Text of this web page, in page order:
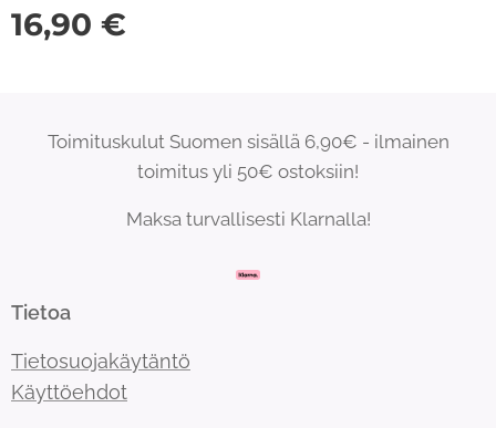
16,90 €
Toimituskulut Suomen sisällä 6,90€ - ilmainen
toimitus yli 50€ ostoksiin!
Maksa turvallisesti Klarnalla!
Tietoa
Tietosuojakäytäntö
Käyttöehdot